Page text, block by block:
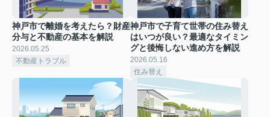
神戸市で離婚を考えたら？財産
分与と不動産の基本を解説
2026.05.25
不動産トラブル
神戸市で子育て世帯の住み替え
はいつが良い？最適なタイミン
グと後悔しない進め方を解説
2026.05.16
住み替え